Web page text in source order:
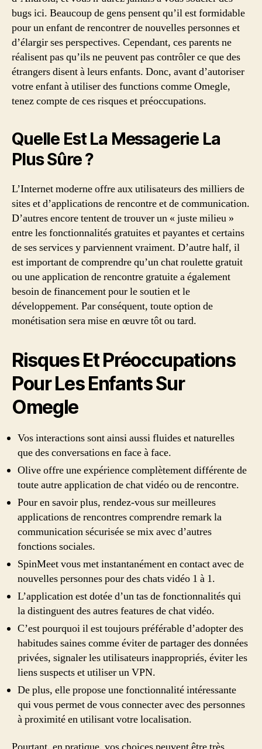
bugs ici. Beaucoup de gens pensent qu’il est formidable
pour un enfant de rencontrer de nouvelles personnes et
d’élargir ses perspectives. Cependant, ces parents ne
réalisent pas qu’ils ne peuvent pas contrôler ce que des
étrangers disent à leurs enfants. Donc, avant d’autoriser
votre enfant à utiliser des functions comme Omegle,
tenez compte de ces risques et préoccupations.
Quelle Est La Messagerie La
Plus Sûre ?
L’Internet moderne offre aux utilisateurs des milliers de
sites et d’applications de rencontre et de communication.
D’autres encore tentent de trouver un « juste milieu »
entre les fonctionnalités gratuites et payantes et certains
de ses services y parviennent vraiment. D’autre half, il
est important de comprendre qu’un chat roulette gratuit
ou une application de rencontre gratuite a également
besoin de financement pour le soutien et le
développement. Par conséquent, toute option de
monétisation sera mise en œuvre tôt ou tard.
Risques Et Préoccupations
Pour Les Enfants Sur
Omegle
Vos interactions sont ainsi aussi fluides et naturelles
que des conversations en face à face.
Olive offre une expérience complètement différente de
toute autre application de chat vidéo ou de rencontre.
Pour en savoir plus, rendez-vous sur meilleures
applications de rencontres comprendre remark la
communication sécurisée se mix avec d’autres
fonctions sociales.
SpinMeet vous met instantanément en contact avec de
nouvelles personnes pour des chats vidéo 1 à 1.
L’application est dotée d’un tas de fonctionnalités qui
la distinguent des autres features de chat vidéo.
C’est pourquoi il est toujours préférable d’adopter des
habitudes saines comme éviter de partager des données
privées, signaler les utilisateurs inappropriés, éviter les
liens suspects et utiliser un VPN.
De plus, elle propose une fonctionnalité intéressante
qui vous permet de vous connecter avec des personnes
à proximité en utilisant votre localisation.